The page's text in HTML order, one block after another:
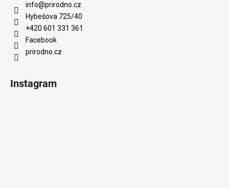
info@prirodno.cz
Hybešova 725/40
+420 601 331 361
Facebook
prirodno.cz
Instagram